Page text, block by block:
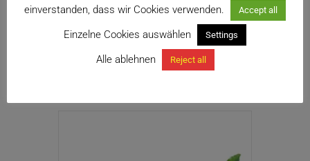
Zu meiner Wunschliste hinzufügen
Weiterlesen
einverstanden, dass wir Cookies verwenden.
Accept all
Einzelne Cookies auswählen Settings
Alle ablehnen Reject all